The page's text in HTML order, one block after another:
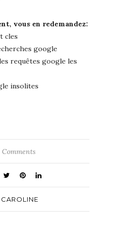
vous en redemandez:
cles
google
requêtes google les
insolites
Comments
CAROLINE